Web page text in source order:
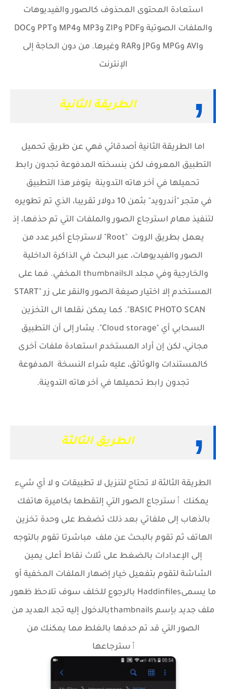
استعادة المحتوى المحذوف كالصور والفيديوهات
والملفات الصوتية وPDF وZIP وMP3 وMP4 وPPT وDOC
وAVI وMPG وJPG وRAR وغيرها. من دون الحاجة إلى
الإنترنت
الطريقة الثانية
اما الطريقة الثانية أصدقائي فهي عن طريق تحميل
التطبيق المعروف لكن بنسخته المدفوعة تجدون رابط
تحميلها في آخر هاته التدوينة يتوفر هذا التطبيق
في متجر "أندرويد" بثمن 10 دولار تقريبا
، الذي تم تطويره
لتنفيذ مهام استرجاع الصور والملفات التي تم حذفها، إذ
يعمل بطريق الروت "Root" لاسترجاع أكبر عدد من
الصور والفيديوهات، عبر البحث في الذاكرة الداخلية
والخارجية وفي مجلد الـthumbnails المخفي. فما على
المستخدم إلا اختيار صيغة الصور والنقر على زر "START
BASIC PHOTO SCAN". كما يمكن نقلها الى التخزين
السحابي أي "Cloud storage". يشار إلى أن التطبيق
مجاني، لكن إن أراد المستخدم استعادة ملفات أخرى
كالمستندات والوثائق، عليه شراء النسخة المدفوعة
تجدون رابط تحميلها في آخر هاته التدوينة.
الطريق الثالثة
الطريقة الثالثة لا تحتاج لتنزيل لا تطبيقات و لا أي شيء
يمكنك ٱسترجاع الصور التي إلتقطها بكاميرة هاتفك
بالذهاب إلى ملفاتي بعد ذلك تضغط على وحدة تخزين
الهاتف ثم تقوم بالبحث عن ملف مباشرتا تقوم بالتوجه
إلى الإعدادات بالضغط على ثلاث نقاط أعلى يمين
الشاشة لتقوم بتفعيل خيار إضهار الملفات المخفية أو
ما يسمىHaddinfiles بالرجوع للخلف سوف تلاحظ ظهور
ملف جديد بإسم thambnailsبالدخول إليه تجد العديد من
الصور التي قد تم حدفها بالغلط مما يمكنك من
ٱسترجاعها